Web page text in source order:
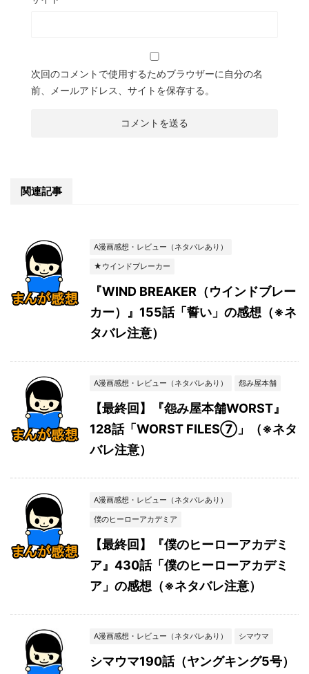
次回のコメントで使用するためブラウザーに自分の名
前、メールアドレス、サイトを保存する。
関連記事
A漫画感想・レビュー（ネタバレあり）
★ウインドブレーカー
『WIND BREAKER（ウインドブレー
カー）』155話「誓い」の感想（※ネ
タバレ注意）
A漫画感想・レビュー（ネタバレあり） 怨み屋本舗
【最終回】『怨み屋本舗WORST』
128話「WORST FILES⑦」（※ネタ
バレ注意）
A漫画感想・レビュー（ネタバレあり）
僕のヒーローアカデミア
【最終回】『僕のヒーローアカデミ
ア』430話「僕のヒーローアカデミ
ア」の感想（※ネタバレ注意）
A漫画感想・レビュー（ネタバレあり） シマウマ
シマウマ190話（ヤングキング5号）